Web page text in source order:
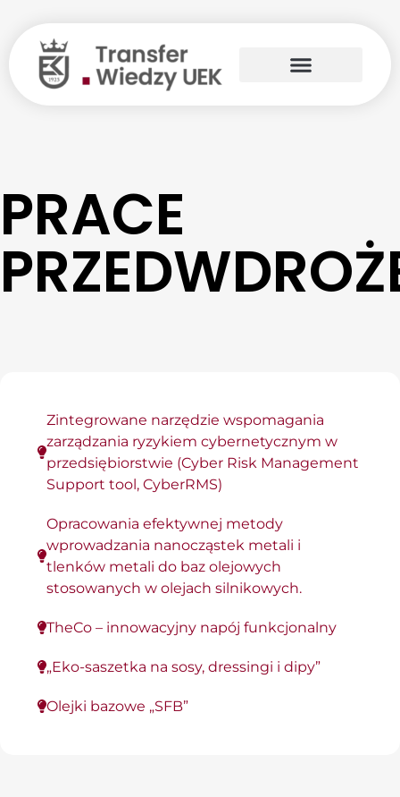
PRACE
Zintegrowane narzędzie wspomagania
zarządzania ryzykiem cybernetycznym w
przedsiębiorstwie (Cyber Risk Management
Support tool, CyberRMS)
Opracowania efektywnej metody
wprowadzania nanocząstek metali i
tlenków metali do baz olejowych
stosowanych w olejach silnikowych.
TheCo – innowacyjny napój funkcjonalny
„Eko-saszetka na sosy, dressingi i dipy”
Olejki bazowe „SFB”